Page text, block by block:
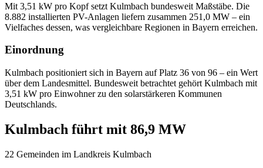
Mit 3,51 kW pro Kopf setzt Kulmbach bundesweit Maßstäbe. Die
8.882 installierten PV-Anlagen liefern zusammen 251,0 MW – ein
Vielfaches dessen, was vergleichbare Regionen in Bayern erreichen.
Einordnung
Kulmbach positioniert sich in Bayern auf Platz 36 von 96 – ein Wert
über dem Landesmittel. Bundesweit betrachtet gehört Kulmbach mit
3,51 kW pro Einwohner zu den solarstärkeren Kommunen
Deutschlands.
Kulmbach führt mit 86,9 MW
22 Gemeinden im Landkreis Kulmbach